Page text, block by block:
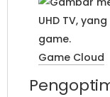
Game Cloud